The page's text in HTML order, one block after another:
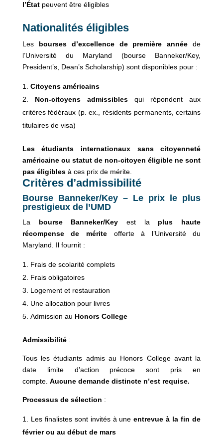
l’Étatpeuvent être éligibles
Nationalités éligibles
Les bourses d’excellence de première année de
l’Université du Maryland (bourse Banneker/Key,
President’s, Dean’s Scholarship) sont disponibles pour :
Citoyens américains
Non-citoyens admissiblesqui répondent aux
critères fédéraux (p. ex., résidents permanents, certains
titulaires de visa)
Les étudiants internationaux sans citoyenneté
américaine ou statut de non-citoyen éligible ne sont
pas éligiblesà ces prix de mérite.
Critères d’admissibilité
Bourse Banneker/Key – Le prix le plus
prestigieux de l’UMD
La bourse Banneker/Key est la plus haute
récompense de mériteofferte à l’Université du
Maryland. Il fournit :
Frais de scolarité complets
Frais obligatoires
Logement et restauration
Une allocation pour livres
Admission au Honors College
Admissibilité:
Tous les étudiants admis au Honors College avant la
date limite d’action précoce sont pris en
compte. Aucune demande distincte n’est requise.
Processus de sélection :
Les finalistes sont invités à uneentrevue à la fin de
février ou au début de mars